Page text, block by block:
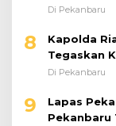
Di Pekanbaru
8
Kapolda
Tegaskan
Bulu
Di Pekanbaru
9
Lapas
Pekanbaru